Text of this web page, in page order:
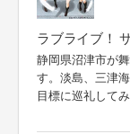
ラブライブ！
静岡県沼津市が
す。淡島、三津
目標に巡礼して